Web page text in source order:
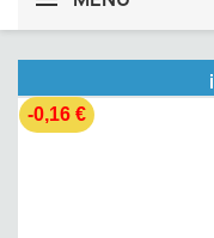
-0,16 €